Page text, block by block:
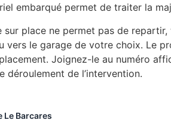
embarqué permet de traiter la
sur place ne permet pas de
vers le garage de votre choix. Le
Joignez-le au numéro
déroulement de l’intervention.
Le Barcares